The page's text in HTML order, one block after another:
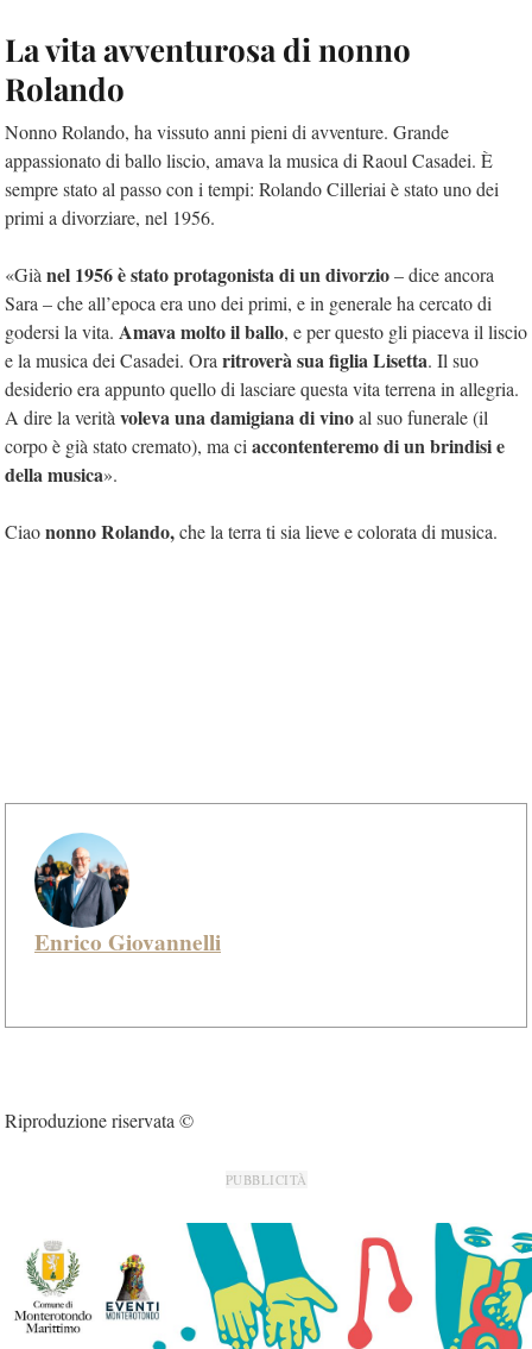
La vita avventurosa di nonno
Rolando
Nonno Rolando, ha vissuto anni pieni di avventure. Grande
appassionato di ballo liscio, amava la musica di Raoul Casadei. È
sempre stato al passo con i tempi: Rolando Cilleriai è stato uno dei
primi a divorziare, nel 1956.
«Già nel 1956 è stato protagonista di un divorzio– dice ancora
Sara – che all’epoca era uno dei primi, e in generale ha cercato di
godersi la vita. Amava molto il ballo, e per questo gli piaceva il liscio
e la musica dei Casadei. Ora ritroverà sua figlia Lisetta. Il suo
desiderio era appunto quello di lasciare questa vita terrena in allegria.
A dire la verità voleva una damigiana di vinoal suo funerale (il
corpo è già stato cremato), ma ci accontenteremo di un brindisi e
della musica».
Ciaononno Rolando,che la terra ti sia lieve e colorata di musica.
Enrico Giovannelli
Riproduzione riservata ©
PUBBLICITÀ